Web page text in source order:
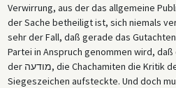
Verwirrung, aus der das allgemeine
der Sache betheiligt ist, sich niemals
sehr der Fall, daß gerade das
Partei in Anspruch genommen wird,
der מודעה, die Chachamiten die Kritik des Gebetbuches sich als ein
Siegeszeichen aufsteckte. Und doch